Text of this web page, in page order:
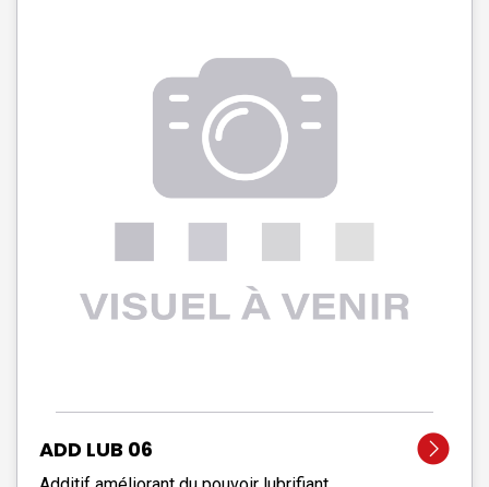
ADD LUB 06